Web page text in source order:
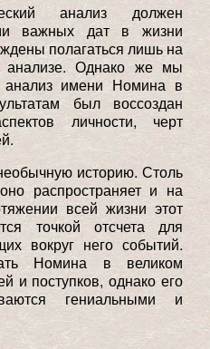
анализ должен
важных дат в жизни
полагаться лишь на
Однако же мы
анализ имени Номина в
был воссоздан
личности, черт
историю. Столь
распространяет и на
всей жизни этот
точкой отсчета для
вокруг него событий.
Номина в великом
и поступков, однако его
гениальными и